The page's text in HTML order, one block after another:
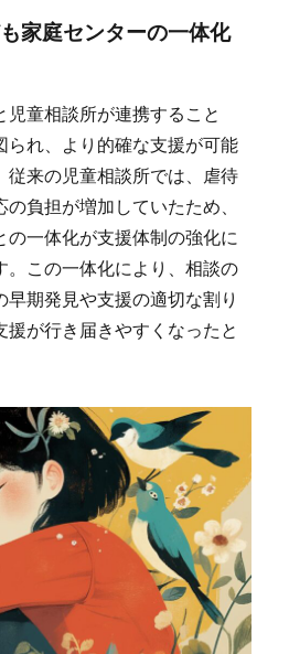
家庭センターの一体化
児童相談所が連携すること
られ、より的確な支援が可能
従来の児童相談所では、虐待
負担が増加していたため、
の一体化が支援体制の強化に
。この一体化により、相談の
期発見や支援の適切な割り
が行き届きやすくなったと